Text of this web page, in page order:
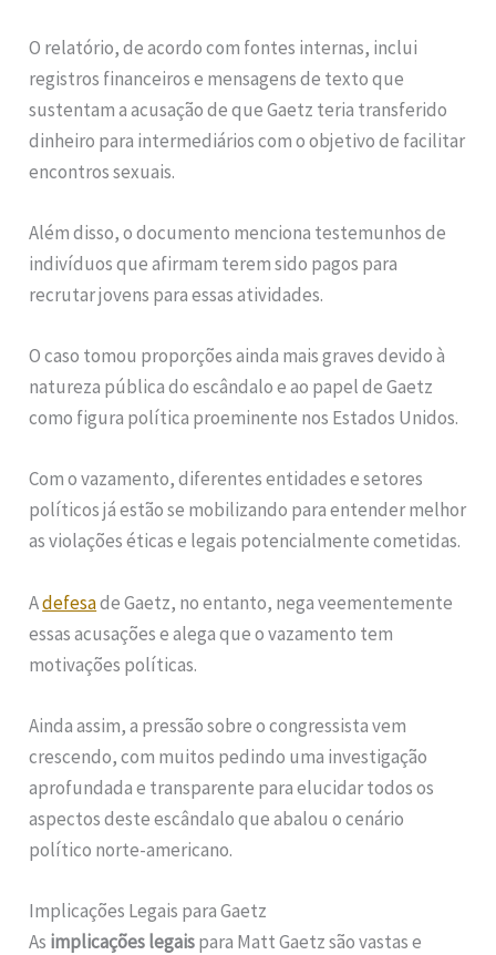
O relatório, de acordo com fontes internas, inclui
registros financeiros e mensagens de texto que
sustentam a acusação de que Gaetz teria transferido
dinheiro para intermediários com o objetivo de facilitar
encontros sexuais.
Além disso, o documento menciona testemunhos de
indivíduos que afirmam terem sido pagos para
recrutar jovens para essas atividades.
O caso tomou proporções ainda mais graves devido à
natureza pública do escândalo e ao papel de Gaetz
como figura política proeminente nos Estados Unidos.
Com o vazamento, diferentes entidades e setores
políticos já estão se mobilizando para entender melhor
as violações éticas e legais potencialmente cometidas.
Adefesade Gaetz, no entanto, nega veementemente
essas acusações e alega que o vazamento tem
motivações políticas.
Ainda assim, a pressão sobre o congressista vem
crescendo, com muitos pedindo uma investigação
aprofundada e transparente para elucidar todos os
aspectos deste escândalo que abalou o cenário
político norte-americano.
Implicações Legais para Gaetz
As implicações legaispara Matt Gaetz são vastas e